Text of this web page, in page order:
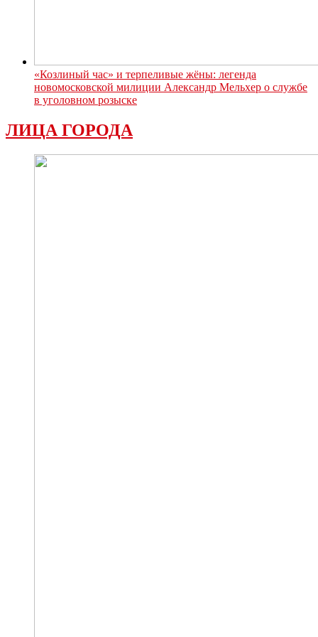
«Козлиный час» и терпеливые жёны: легенда
новомосковской милиции Александр Мельхер о службе
в уголовном розыске
ЛИЦА ГОРОДА